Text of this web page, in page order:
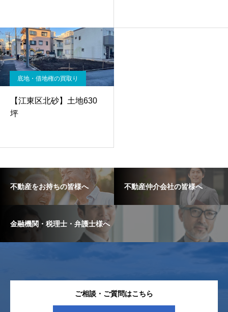
底地・借地権の買取り
【江東区北砂】土地630
坪
不動産をお持ちの皆様へ 不動産仲介会社の皆様へ
金融機関・税理士・弁護士様へ
ご相談・ご質問はこちら